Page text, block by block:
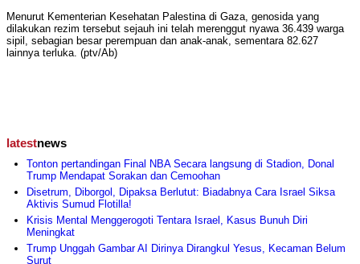
Menurut Kementerian Kesehatan Palestina di Gaza, genosida yang
dilakukan rezim tersebut sejauh ini telah merenggut nyawa 36.439 warga
sipil, sebagian besar perempuan dan anak-anak, sementara 82.627
lainnya terluka. (ptv/Ab)
latestnews
Tonton pertandingan Final NBA Secara langsung di Stadion, Donal
Trump Mendapat Sorakan dan Cemoohan
Disetrum, Diborgol, Dipaksa Berlutut: Biadabnya Cara Israel Siksa
Aktivis Sumud Flotilla!
Krisis Mental Menggerogoti Tentara Israel, Kasus Bunuh Diri
Meningkat
Trump Unggah Gambar AI Dirinya Dirangkul Yesus, Kecaman Belum
Surut